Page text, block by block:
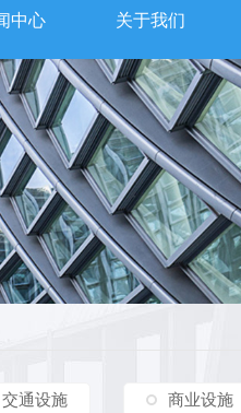
西安交通大学曲江小区田径场膜结构工程
留坝县公共体育场建设项目膜结构看台工程
周至实验小学主席台膜结构工程
优益优高考补习学校主席台膜结构工程
宝鸡凤县一江两岸主席台膜结构工程
白鹿原影视城蝶幻境项目蝴蝶膜结构工程
锦园新世纪膜结构工程
南开学校车棚膜结构工程
新疆政法学院车棚膜结构工程
铜川供电局地下车库入口膜结构工程
中心
公司动态
公司人事招聘
陕西膜结构车棚常用的材料有哪些？玉龙景观膜结构公司小编为大家分享一下！
行业新闻 相比传统构造陕西膜结构的优点主要表现在哪儿？有哪些可以学习的知识！
常见问题 冬季膜结构车棚使用注意事项有哪些了？感兴趣的小伙伴赶快收藏吧！
时事聚焦
其他
关于我们
简介 公司
资质 荣誉
相册 企业
交通设施 商业设施